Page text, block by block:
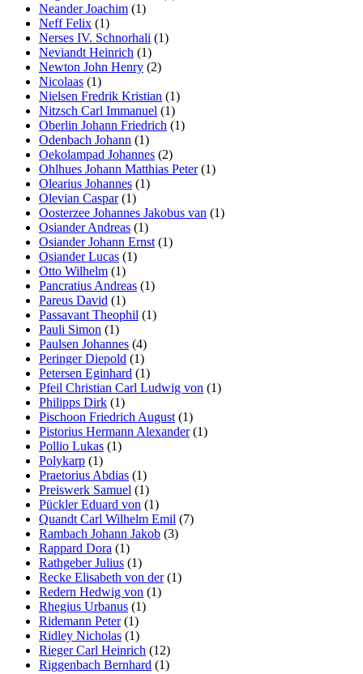
Neander Joachim (1)
Neff Felix (1)
Nerses IV. Schnorhali (1)
Neviandt Heinrich (1)
Newton John Henry (2)
Nicolaas (1)
Nielsen Fredrik Kristian (1)
Nitzsch Carl Immanuel (1)
Oberlin Johann Friedrich (1)
Odenbach Johann (1)
Oekolampad Johannes (2)
Ohlhues Johann Matthias Peter(1)
Olearius Johannes (1)
Olevian Caspar(1)
Oosterzee Johannes Jakobus van (1)
Osiander Andreas (1)
Osiander Johann Ernst (1)
Osiander Lucas (1)
Otto Wilhelm (1)
Pancratius Andreas (1)
Pareus David (1)
Passavant Theophil (1)
Pauli Simon (1)
Paulsen Johannes (4)
Peringer Diepold (1)
Petersen Eginhard (1)
Pfeil Christian Carl Ludwig von (1)
Philipps Dirk (1)
Pischoon Friedrich August (1)
Pistorius Hermann Alexander(1)
Pollio Lukas (1)
Polykarp (1)
Praetorius Abdias (1)
Preiswerk Samuel (1)
Pückler Eduard von (1)
Quandt Carl Wilhelm Emil (7)
Rambach Johann Jakob (3)
Rappard Dora (1)
Rathgeber Julius (1)
Recke Elisabeth von der(1)
Redern Hedwig von (1)
Rhegius Urbanus (1)
Ridemann Peter(1)
Ridley Nicholas (1)
Rieger Carl Heinrich (12)
Riggenbach Bernhard (1)